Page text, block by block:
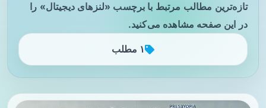
تازه‌ترین مطالب مرتبط با برچسب «لنزهای دیجیتال» را
در این صفحه مشاهده می‌کنید.
۱ مطلب